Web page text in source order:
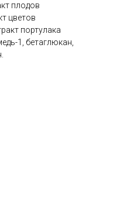
плодов
цветов
портулака
1, бетаглюкан,